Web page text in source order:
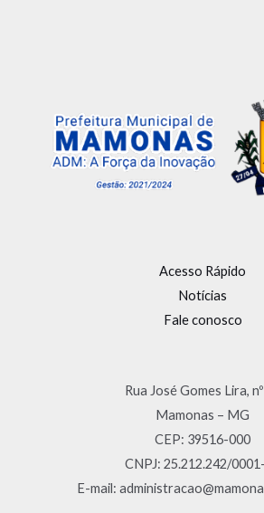
Acesso Rápido
Notícias
Fale conosco
Rua José Gomes Lira,
Mamonas – MG
CEP: 39516-000
CNPJ: 25.212.242/
E-mail: